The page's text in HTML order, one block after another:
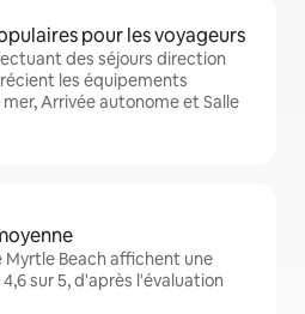
pour les voyageurs
des séjours direction
les équipements
Arrivée autonome et Salle
Myrtle Beach affichent une
sur 5, d'après l'évaluation